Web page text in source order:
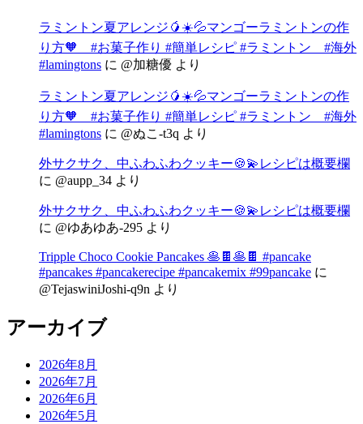
ラミントン夏アレンジ🥭☀️💦マンゴーラミントンの作
り方🧡 #お菓子作り #簡単レシピ #ラミントン #海外
#lamingtons に @加糖優 より
ラミントン夏アレンジ🥭☀️💦マンゴーラミントンの作
り方🧡 #お菓子作り #簡単レシピ #ラミントン #海外
#lamingtons に @ぬこ-t3q より
外サクサク、中ふわふわクッキー🍪💫レシピは概要欄
に @aupp_34 より
外サクサク、中ふわふわクッキー🍪💫レシピは概要欄
に @ゆあゆあ-295 より
Tripple Choco Cookie Pancakes 🥞🍫🥞🍫 #pancake
#pancakes #pancakerecipe #pancakemix #99pancake に
@TejaswiniJoshi-q9n より
アーカイブ
2026年8月
2026年7月
2026年6月
2026年5月